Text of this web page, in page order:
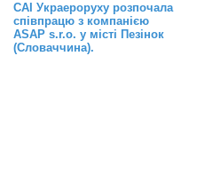
САІ Украероруху розпочала
співпрацю з компанією
ASAP s.r.o. у місті Пезінок
(Словаччина).